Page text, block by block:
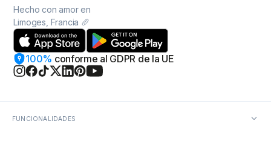
Hecho con amor en
Limoges, Francia 🥖
100% conforme al GDPR de la UE
FUNCIONALIDADES